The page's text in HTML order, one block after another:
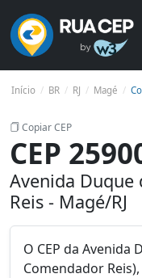
Início BR RJ Magé
Copiar CEP
CEP
Avenida Duque
Reis - Magé/RJ
O CEP da Avenida
Comendador Reis),